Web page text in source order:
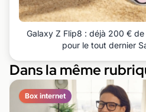
Galaxy Z Flip8 : déjà 200 €
pour le tout dernier
Dans la même
Box internet